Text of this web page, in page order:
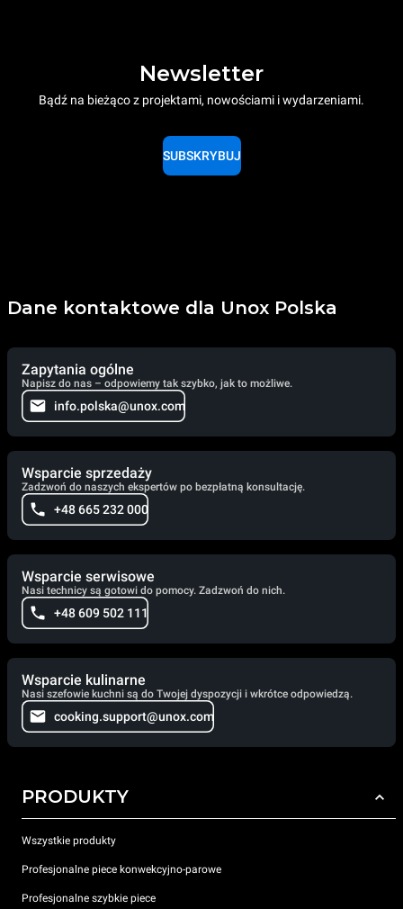
Newsletter
Bądź na bieżąco z projektami, nowościami i wydarzeniami.
SUBSKRYBUJ
Dane kontaktowe dla Unox Polska
Zapytania ogólne
Napisz do nas – odpowiemy tak szybko, jak to możliwe.
info.polska@unox.com
Wsparcie sprzedaży
Zadzwoń do naszych ekspertów po bezpłatną konsultację.
+48 665 232 000
Wsparcie serwisowe
Nasi technicy są gotowi do pomocy. Zadzwoń do nich.
+48 609 502 111
Wsparcie kulinarne
Nasi szefowie kuchni są do Twojej dyspozycji i wkrótce odpowiedzą.
cooking.support@unox.com
PRODUKTY
Wszystkie produkty
Profesjonalne piece konwekcyjno-parowe
Profesjonalne szybkie piece